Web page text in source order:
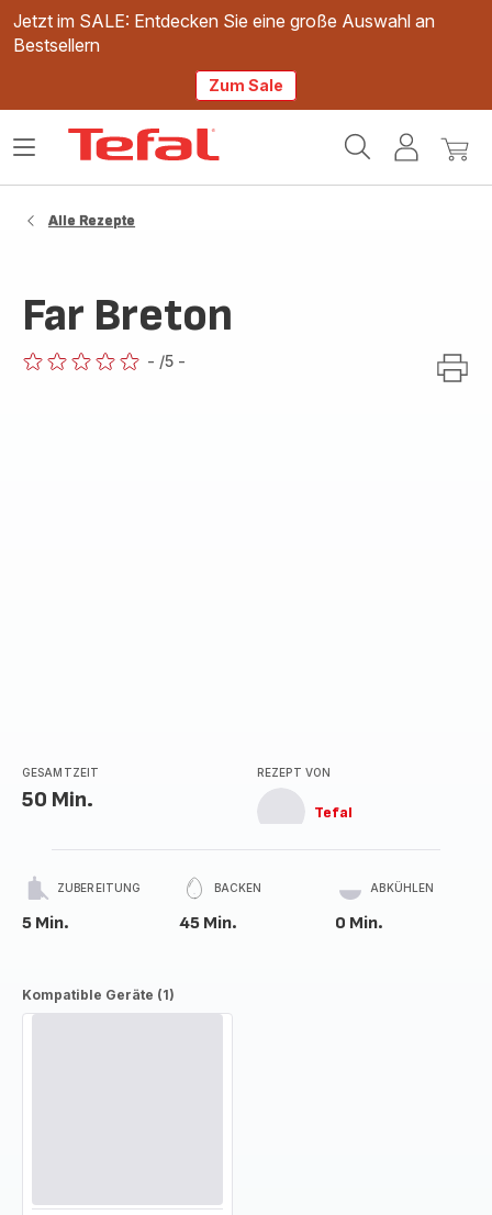
Jetzt im SALE: Entdecken Sie eine große Auswahl an
Bestsellern
Zum Sale
Mein
Mein
Das
Alle Rezepte
Far Breton
- /5 -
GESAMTZEIT
50 Min.
REZEPT VON
Tefal
ZUBEREITUNG
5 Min.
BACKEN
45 Min.
ABKÜHLEN
0 Min.
Kompatible Geräte (1)